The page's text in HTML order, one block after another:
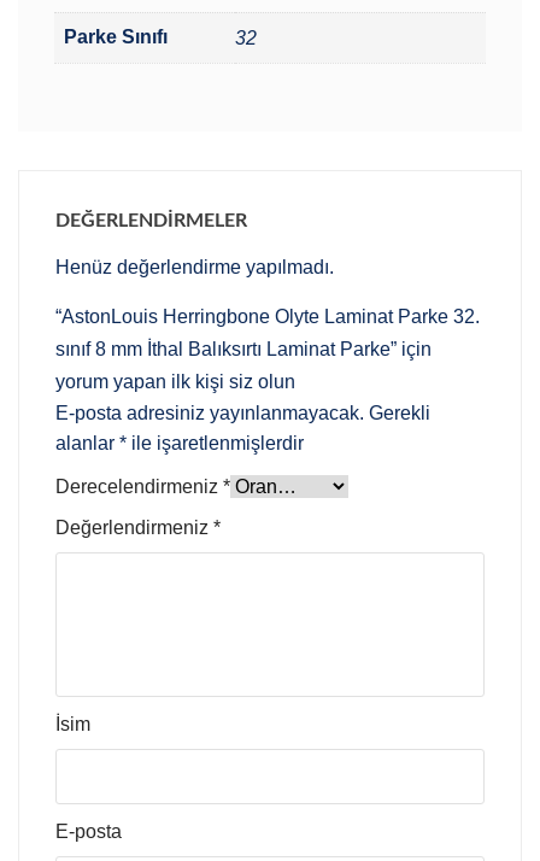
Parke Sınıfı 32
DEĞERLENDIRMELER
Henüz değerlendirme yapılmadı.
“AstonLouis Herringbone Olyte Laminat Parke 32.
sınıf 8 mm İthal Balıksırtı Laminat Parke” için
yorum yapan ilk kişi siz olun
E-posta adresiniz yayınlanmayacak. Gerekli
alanlar * ile işaretlenmişlerdir
Derecelendirmeniz *
Değerlendirmeniz *
İsim
E-posta